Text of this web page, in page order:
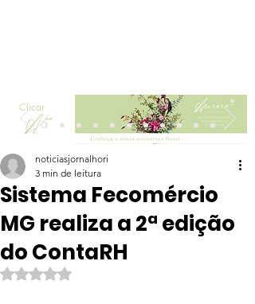
Clicar
Sistema Fecomércio
MG realiza a 2ª edição
do ContaRH
noticiasjornalhori
3 min de leitura
Avaliado com NaN de 5 estrelas.